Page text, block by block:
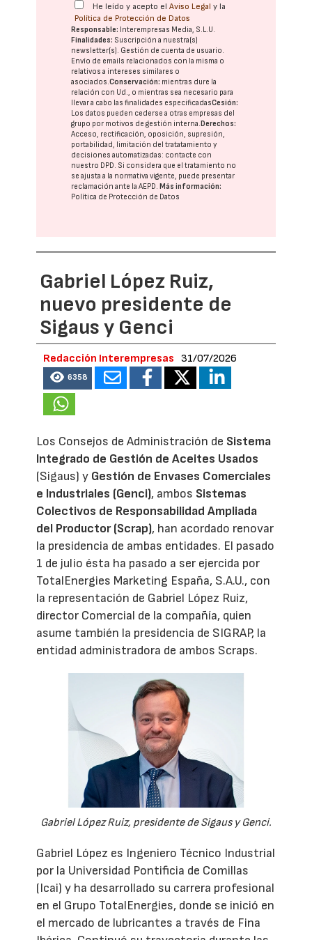
He leído y acepto elAviso Legal y la
Política de Protección de Datos
Responsable: Interempresas Media, S.L.U.
Finalidades: Suscripción a nuestra(s)
newsletter(s). Gestión de cuenta de usuario.
Envío de emails relacionados con la misma o
relativos a intereses similares o
asociados.Conservación: mientras dure la
relación con Ud., o mientras sea necesario para
llevar a cabo las finalidades especificadasCesión:
Los datos pueden cederse a otras empresas del
grupo por motivos de gestión interna.Derechos:
Acceso, rectificación, oposición, supresión,
portabilidad, limitación del tratatamiento y
decisiones automatizadas: contacte con
nuestro DPD. Si considera que el tratamiento no
se ajusta a la normativa vigente, puede presentar
reclamación ante laAEPD.Más información:
Política de Protección de Datos
Gabriel López Ruiz,
nuevo presidente de
Sigaus y Genci
Redacción Interempresas 31/07/2026
6358
Los Consejos de Administración de Sistema
Integrado de Gestión de Aceites Usados
(Sigaus) y Gestión de Envases Comerciales
e Industriales (Genci), ambos Sistemas
Colectivos de Responsabilidad Ampliada
del Productor (Scrap), han acordado renovar
la presidencia de ambas entidades. El pasado
1 de julio ésta ha pasado a ser ejercida por
TotalEnergies Marketing España, S.A.U., con
la representación de Gabriel López Ruiz,
director Comercial de la compañía, quien
asume también la presidencia de SIGRAP, la
entidad administradora de ambos Scraps.
Gabriel López Ruiz, presidente de Sigaus y Genci.
Gabriel López es Ingeniero Técnico Industrial
por la Universidad Pontificia de Comillas
(Icai) y ha desarrollado su carrera profesional
en el Grupo TotalEnergies, donde se inició en
el mercado de lubricantes a través de Fina